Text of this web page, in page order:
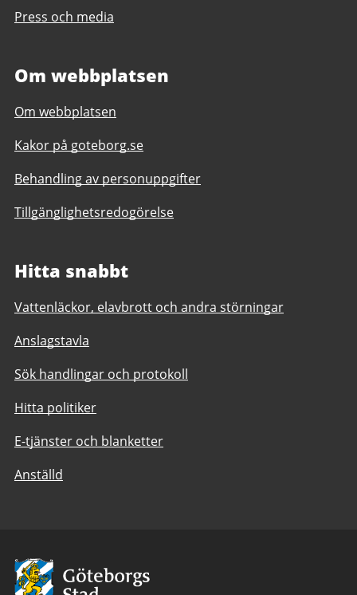
Press och media
Om webbplatsen
Om webbplatsen
Kakor på goteborg.se
Behandling av personuppgifter
Tillgänglighetsredogörelse
Hitta snabbt
Vattenläckor, elavbrott och andra störningar
Anslagstavla
Sök handlingar och protokoll
Hitta politiker
E-tjänster och blanketter
Anställd
Avsändare:
Göteborgs